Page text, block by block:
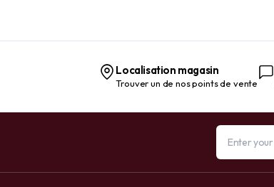
Localisation magasin
Trouver un de nos points de vente